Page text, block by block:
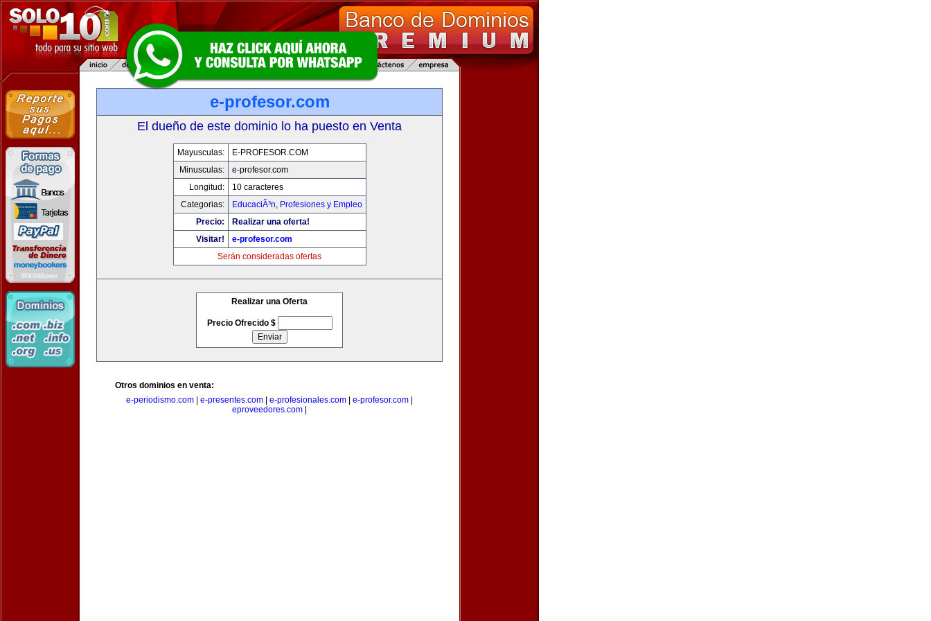
e-profesor.com
El dueño de este dominio lo ha puesto en Venta
Mayusculas:
E-PROFESOR.COM
Minusculas:
e-profesor.com
Longitud:
10 caracteres
Categorias:
EducaciÃ³n, Profesiones y Empleo
Precio:
Realizar una oferta!
Visitar!
e-profesor.com
Serán consideradas ofertas
Realizar una Oferta
Precio Ofrecido $
Otros dominios en venta:
e-periodismo.com
e-presentes.com e-profesionales.com e-profesor.com
eproveedores.com